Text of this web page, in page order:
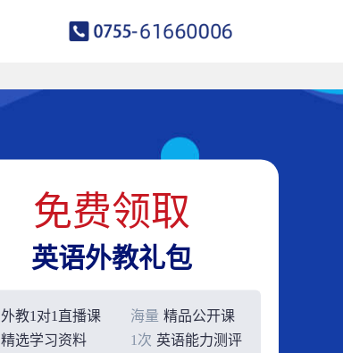
免费领取
英语外教礼包
外教1对1直播课 海量 精品公开课
精选学习资料 1次 英语能力测评